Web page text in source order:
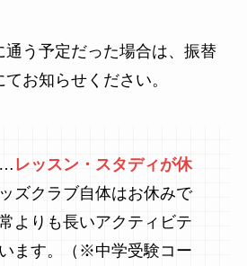
う予定だった場合は、振替
お知らせください。
… レッスン・スタディが休
ズクラブ自体はお休みで
よりも長いアクティビテ
ます。（※中学受験コー